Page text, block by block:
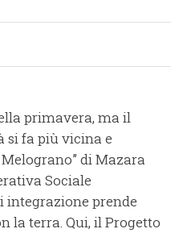
primavera, ma il
fa più vicina e
di Mazara
Sociale
integrazione prende
la terra. Qui, il Progetto